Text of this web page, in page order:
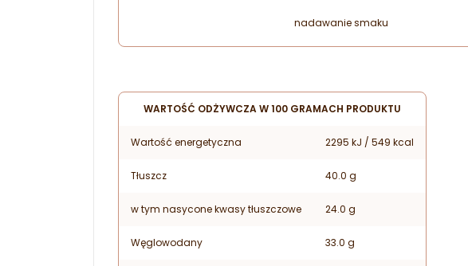
nadawanie smaku
WARTOŚĆ ODŻYWCZA W 100 GRAMACH PRODUKTU
Wartość energetyczna 2295 kJ / 549 kcal
Tłuszcz 40.0 g
w tym nasycone kwasy tłuszczowe 24.0 g
Węglowodany 33.0 g